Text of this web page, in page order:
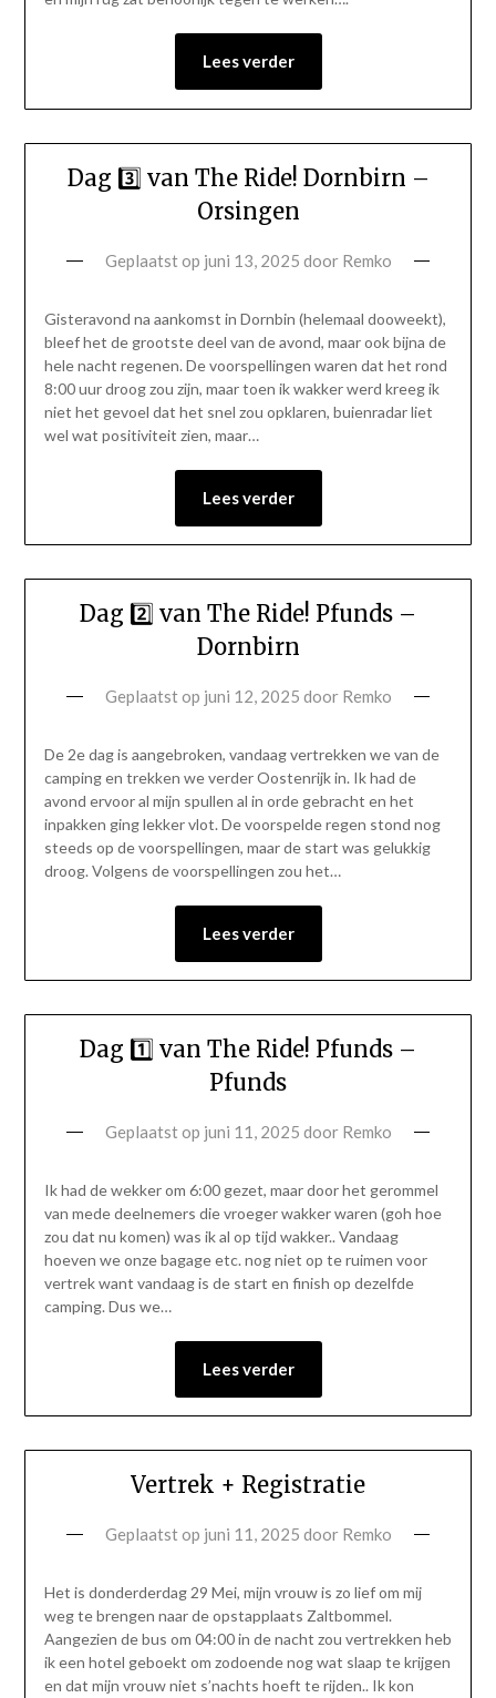
Lees verder
Dag 3️⃣ van The Ride! Dornbirn –
Orsingen
Geplaatst op juni 13, 2025 door Remko
Gisteravond na aankomst in Dornbin (helemaal dooweekt),
bleef het de grootste deel van de avond, maar ook bijna de
hele nacht regenen. De voorspellingen waren dat het rond
8:00 uur droog zou zijn, maar toen ik wakker werd kreeg ik
niet het gevoel dat het snel zou opklaren, buienradar liet
wel wat positiviteit zien, maar…
Lees verder
Dag 2️⃣ van The Ride! Pfunds –
Dornbirn
Geplaatst op juni 12, 2025 door Remko
De 2e dag is aangebroken, vandaag vertrekken we van de
camping en trekken we verder Oostenrijk in. Ik had de
avond ervoor al mijn spullen al in orde gebracht en het
inpakken ging lekker vlot. De voorspelde regen stond nog
steeds op de voorspellingen, maar de start was gelukkig
droog. Volgens de voorspellingen zou het…
Lees verder
Dag 1️⃣ van The Ride! Pfunds –
Pfunds
Geplaatst op juni 11, 2025 door Remko
Ik had de wekker om 6:00 gezet, maar door het gerommel
van mede deelnemers die vroeger wakker waren (goh hoe
zou dat nu komen) was ik al op tijd wakker.. Vandaag
hoeven we onze bagage etc. nog niet op te ruimen voor
vertrek want vandaag is de start en finish op dezelfde
camping. Dus we…
Lees verder
Vertrek + Registratie
Geplaatst op juni 11, 2025 door Remko
Het is donderderdag 29 Mei, mijn vrouw is zo lief om mij
weg te brengen naar de opstapplaats Zaltbommel.
Aangezien de bus om 04:00 in de nacht zou vertrekken heb
ik een hotel geboekt om zodoende nog wat slaap te krijgen
en dat mijn vrouw niet s’nachts hoeft te rijden.. Ik kon